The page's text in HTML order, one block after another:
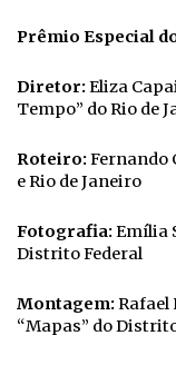
Prêmio Especial
Diretor:Eliza
Tempo” do Rio de
Roteiro:Fernando
e Rio de Janeiro
Fotografia:Emília
Distrito Federal
Montagem:Rafael
“Mapas” do